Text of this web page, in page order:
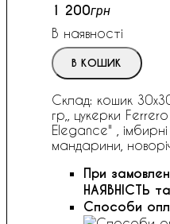
1 200грн
В наявності
В КОШИК
Склад: кошик
гр,, цукерки
Elegance" ,
мандарини,
При
НАЯВНІСТЬ
Способи